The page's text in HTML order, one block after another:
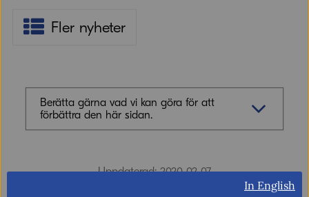
Fler nyheter
Berätta gärna vad vi kan göra för att
förbättra den här sidan.
Uppdaterad: 2020-02-07
In English